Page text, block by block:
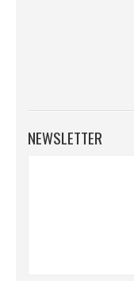
NEWSLETTER